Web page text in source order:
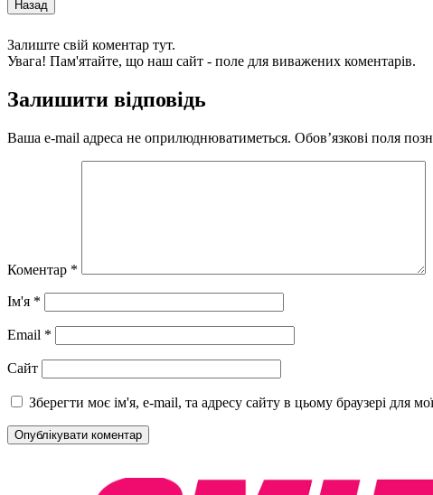
Залиште свій коментар тут.
Увага! Пам'ятайте, що наш сайт - поле для виважених коментарів.
Залишити відповідь
Ваша e-mail адреса не оприлюднюватиметься. Обов’язкові поля
Коментар *
Ім'я *
Email *
Сайт
Зберегти моє ім'я, e-mail, та адресу сайту в цьому браузері для